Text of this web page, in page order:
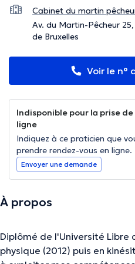
Cabinet du martin
Av. du Martin-Pêcheur
de Bruxelles
Voir le n°
Indisponible pour la prise
ligne
Indiquez à ce praticien que
prendre rendez-vous en ligne.
Envoyer une demande
À propos
Diplômé de l'Université Libre
physique (2012) puis en